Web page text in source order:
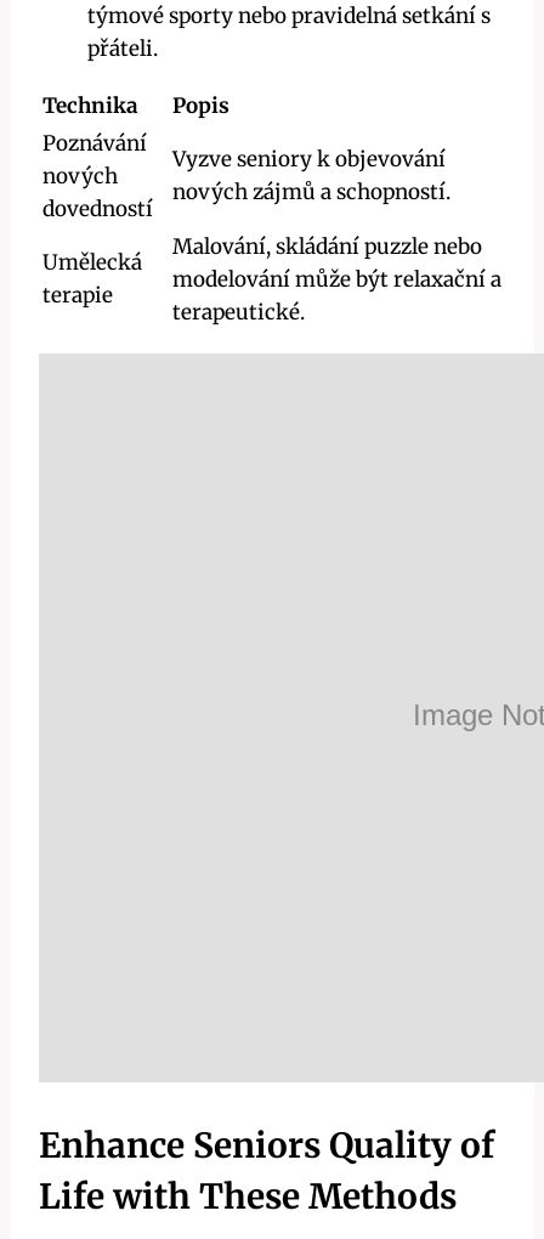
týmové sporty nebo pravidelná setkání s
přáteli.
Technika
Popis
Poznávání
nových
dovedností
Vyzve seniory k objevování
nových zájmů a schopností.
Umělecká
terapie
Malování, skládání puzzle nebo
modelování může být relaxační a
terapeutické.
Enhance Seniors Quality of
Life with These Methods